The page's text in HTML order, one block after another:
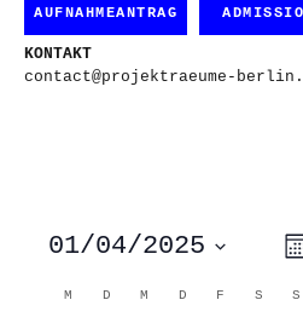
AUFNAHMEANTRAG
KONTAKT
contact@projektraeume-
01/04/2025
wählen.
KALENDER
M MONTAG
D DIENSTAG
M MITTWOCH
D DONNERSTAG
F FREITAG
S S